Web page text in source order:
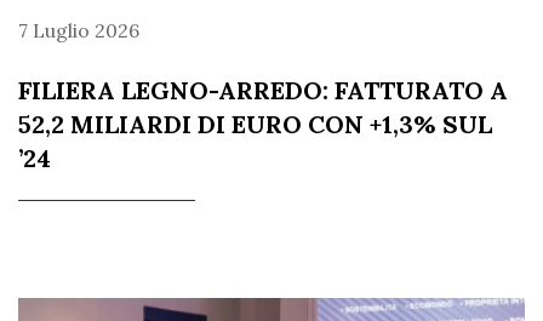
7 Luglio 2026
FILIERA LEGNO-ARREDO: FATTURATO A
52,2 MILIARDI DI EURO CON +1,3% SUL
’24